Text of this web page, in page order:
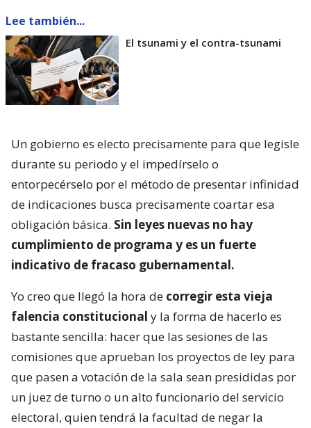
Lee también...
El tsunami y el contra-tsunami
Un gobierno es electo precisamente para que legisle
durante su periodo y el impedírselo o
entorpecérselo por el método de presentar infinidad
de indicaciones busca precisamente coartar esa
obligación básica. Sin leyes nuevas no hay
cumplimiento de programa y es un fuerte
indicativo de fracaso gubernamental.
Yo creo que llegó la hora de corregir esta vieja
falencia constitucional y la forma de hacerlo es
bastante sencilla: hacer que las sesiones de las
comisiones que aprueban los proyectos de ley para
que pasen a votación de la sala sean presididas por
un juez de turno o un alto funcionario del servicio
electoral, quien tendrá la facultad de negar la